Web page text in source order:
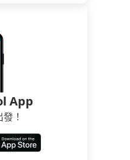
App
！